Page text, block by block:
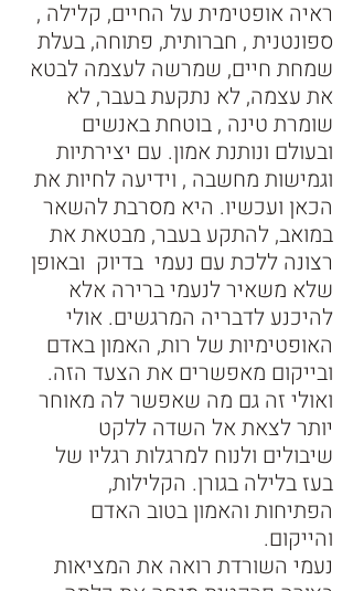
ראיה אופטימית על החיים, קלילה ,
ספונטנית , חברותית, פתוחה, בעלת
שמחת חיים, שמרשה לעצמה לבטא
את עצמה, לא נתקעת בעבר, לא
שומרת טינה , בוטחת באנשים
ובעולם ונותנת אמון. עם יצירתיות
וגמישות מחשבה , וידיעה לחיות את
הכאן ועכשיו. היא מסרבת להשאר
במואב, להתקע בעבר, מבטאת את
רצונה ללכת עם נעמי  בדיוק  ובאופן
שלא משאיר לנעמי ברירה אלא
להיכנע לדבריה המרגשים. אולי
האופטימיות של רות, האמון באדם
ובייקום מאפשרים את הצעד הזה.
ואולי זה גם מה שאפשר לה מאוחר
יותר לצאת אל השדה ללקט
שיבולים ולנוח למרגלות רגליו של
בעז בלילה בגורן. הקלילות,
הפתיחות והאמון בטוב האדם
והייקום.
נעמי השורדת רואה את המציאות